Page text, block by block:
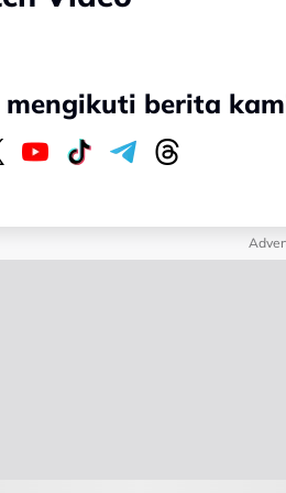
mengikuti berita